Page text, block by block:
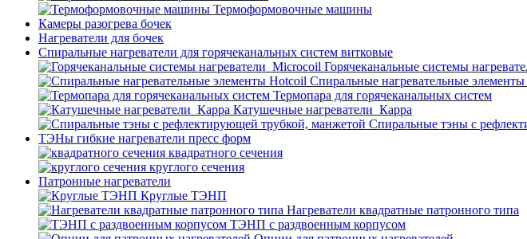
Термоформовочные машины
Камеры разогрева бочек
Нагреватели для бочек
Спиральные нагреватели для горячеканальных систем витковые
Горячеканальные системы
Спиральные нагревательные
Термопара для горячеканальных систем
Катушечные нагреватели_Карра
Спиральные тэны с
ТЭНы гибкие нагреватели пресс форм
квадратного сечения
круглого сечения
Патронные нагреватели
Круглые ТЭНП
Нагреватели квадратные патронного типа
ТЭНП с раздвоенным корпусом